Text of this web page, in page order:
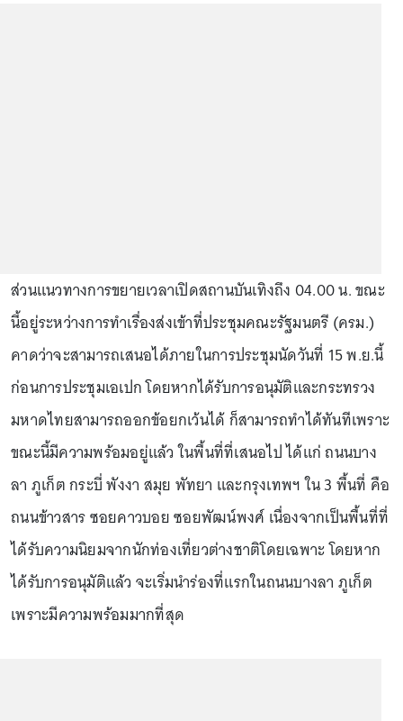
ส่วนแนวทางการขยายเวลาเปิดสถานบันเทิงถึง 04.00 น. ขณะ
นี้อยู่ระหว่างการทำเรื่องส่งเข้าที่ประชุมคณะรัฐมนตรี (ครม.)
คาดว่าจะสามารถเสนอได้ภายในการประชุมนัดวันที่ 15 พ.ย.นี้
ก่อนการประชุมเอเปก โดยหากได้รับการอนุมัติและกระทรวง
มหาดไทยสามารถออกข้อยกเว้นได้ ก็สามารถทำได้ทันทีเพราะ
ขณะนี้มีความพร้อมอยู่แล้ว ในพื้นที่ที่เสนอไป ได้แก่ ถนนบาง
ลา ภูเก็ต กระบี่ พังงา สมุย พัทยา และกรุงเทพฯ ใน 3 พื้นที่ คือ
ถนนข้าวสาร ซอยคาวบอย ซอยพัฒน์พงศ์ เนื่องจากเป็นพื้นที่ที่
ได้รับความนิยมจากนักท่องเที่ยวต่างชาติโดยเฉพาะ โดยหาก
ได้รับการอนุมัติแล้ว จะเริ่มนำร่องที่แรกในถนนบางลา ภูเก็ต
เพราะมีความพร้อมมากที่สุด